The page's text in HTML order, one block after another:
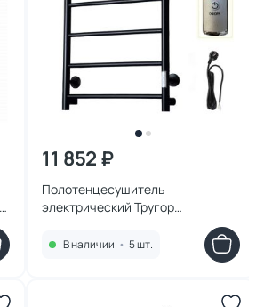
11 852 ₽
Полотенцесушитель
электрический Тругор
АспектПэксп1П/8050чернВГП
53x80В наличии • 5 шт.